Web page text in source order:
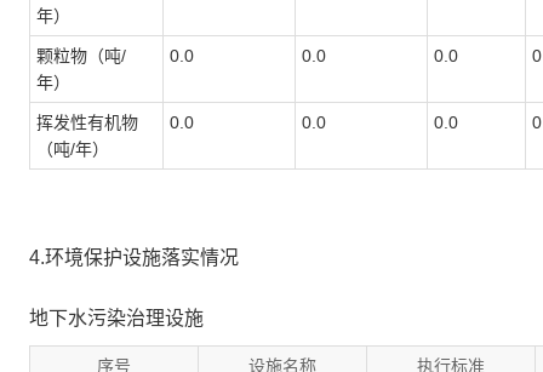
年）
颗粒物（吨/
年）
0.0 0.0 0.0
挥发性有机物
（吨/年）
0.0 0.0 0.0
4.环境保护设施落实情况
地下水污染治理设施
序号 设施名称 执行标准